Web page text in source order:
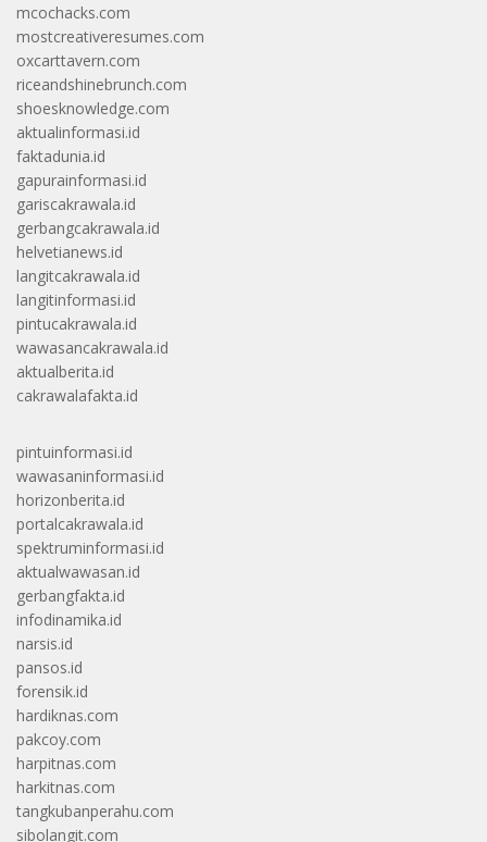
mcochacks.com
mostcreativeresumes.com
oxcarttavern.com
riceandshinebrunch.com
shoesknowledge.com
aktualinformasi.id
faktadunia.id
gapurainformasi.id
gariscakrawala.id
gerbangcakrawala.id
helvetianews.id
langitcakrawala.id
langitinformasi.id
pintucakrawala.id
wawasancakrawala.id
aktualberita.id
cakrawalafakta.id
pintuinformasi.id
wawasaninformasi.id
horizonberita.id
portalcakrawala.id
spektruminformasi.id
aktualwawasan.id
gerbangfakta.id
infodinamika.id
narsis.id
pansos.id
forensik.id
hardiknas.com
pakcoy.com
harpitnas.com
harkitnas.com
tangkubanperahu.com
sibolangit.com